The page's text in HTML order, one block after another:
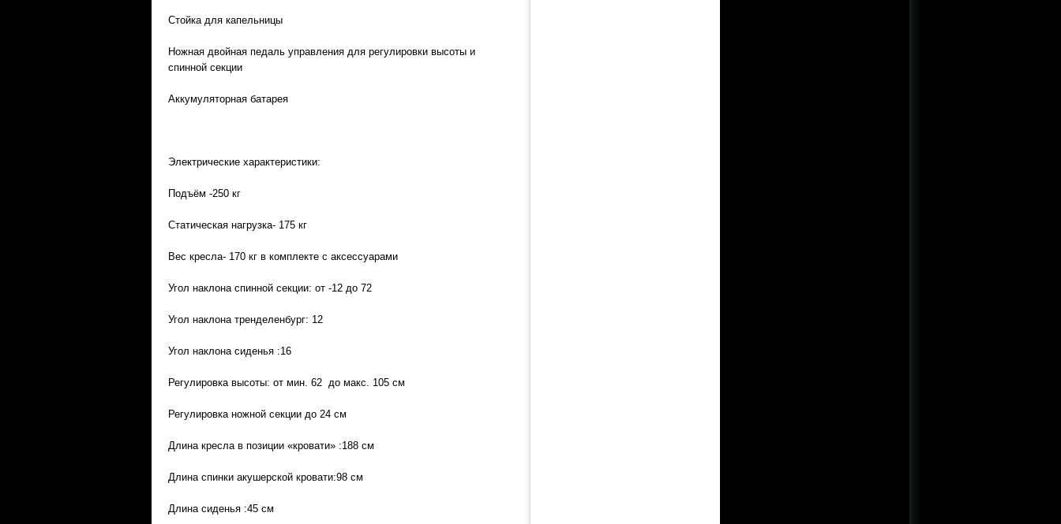
Стойка для капельницы
Ножная двойная педаль управления для регулировки высоты и
спинной секции
Аккумуляторная батарея
Электрические характеристики:
Подъём -250 кг
Статическая нагрузка- 175 кг
Вес кресла- 170 кг в комплекте с аксессуарами
Угол наклона спинной секции: от -12 до 72
Угол наклона тренделенбург: 12
Угол наклона сиденья :16
Регулировка высоты: от мин. 62 до макс. 105 см
Регулировка ножной секции до 24 см
Длина кресла в позиции «кровати» :188 см
Длина спинки акушерской кровати:98 см
Длина сиденья :45 см